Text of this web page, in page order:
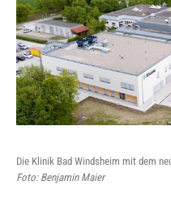
Die Klinik Bad Windsheim mit dem
Foto: Benjamin Maier